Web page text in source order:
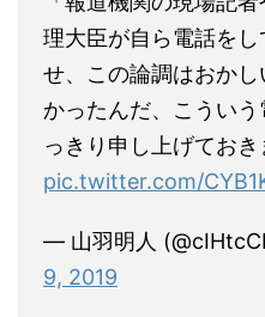
理大臣が自ら電話を
せ、この論調はおか
かったんだ、こうい
っきり申し上げておき
pic.twitter.com/
— 山羽明人
9, 2019